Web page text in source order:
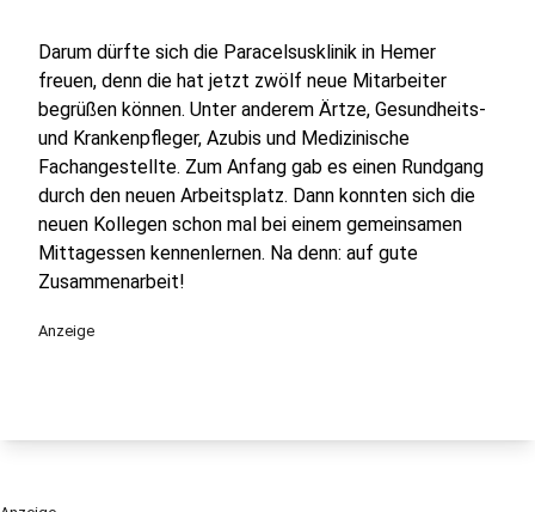
Darum dürfte sich die Paracelsusklinik in Hemer
freuen, denn die hat jetzt zwölf neue Mitarbeiter
begrüßen können. Unter anderem Ärtze, Gesundheits-
und Krankenpfleger, Azubis und Medizinische
Fachangestellte. Zum Anfang gab es einen Rundgang
durch den neuen Arbeitsplatz. Dann konnten sich die
neuen Kollegen schon mal bei einem gemeinsamen
Mittagessen kennenlernen. Na denn: auf gute
Zusammenarbeit!
Anzeige